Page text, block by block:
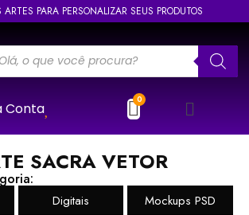
PARA PERSONALIZAR SEUS PRODUTOS
Conta
SACRA VETOR
Digitais Mockups PSD